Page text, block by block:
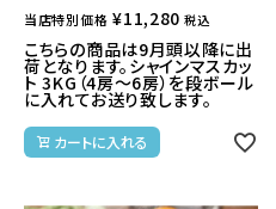
当店特別価格 ¥11,280 税込
こちらの商品は9月頭以降に出
荷となります。シャインマスカッ
ト 3KG（4房～6房）を段ボール
に入れてお送り致します。
カートに入れる